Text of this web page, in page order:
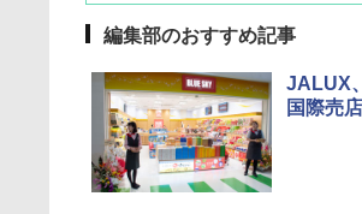
編集部のおすすめ記事
JALUX
国際売